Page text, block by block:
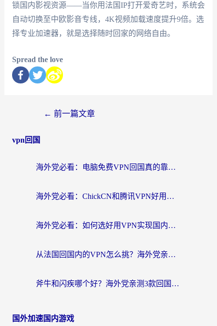
锁国内影视资源——当你用法国IP打开爱奇艺时，系统会
自动切换至中欧影音专线，4K视频加载速度提升9倍。选
择专业加速器，就是选择随时回家的网络自由。
Spread the love
← 前一篇文章
vpn回国
海外党必看：电脑免费VPN回国真的靠谱吗？附实测对比与最优方案指南
海外党必看：ChickCN和腾讯VPN好用吗？3招选对回国加速器，告别地区限制
海外党必看：如何选好用VPN实现国内资源无缝访问？从越南到全球都适用
从法国回国内的VPN怎么挑？海外党亲测：稳定、多端、安全才是关键
斧牛和闪疾哪个好？海外党亲测3款回国加速器，教你选到不踩坑的那一款
国外加速国内游戏